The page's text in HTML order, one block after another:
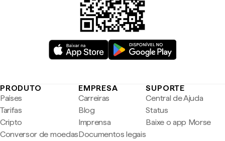
PRODUTO
Países
Tarifas
Cripto
Conversor de moedas
EMPRESA
Carreiras
Blog
Imprensa
Documentos legais
SUPORTE
Central de Ajuda
Status
Baixe o app Morse